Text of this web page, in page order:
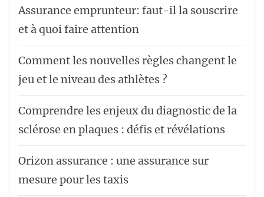
Assurance emprunteur: faut-il la souscrire
et à quoi faire attention
Comment les nouvelles règles changent le
jeu et le niveau des athlètes ?
Comprendre les enjeux du diagnostic de la
sclérose en plaques : défis et révélations
Orizon assurance : une assurance sur
mesure pour les taxis